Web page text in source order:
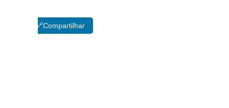
🔗Compartilhar